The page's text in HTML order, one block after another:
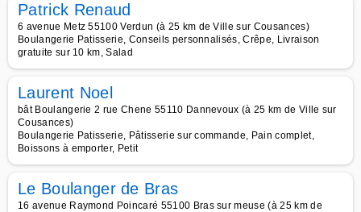
Patrick Renaud
6 avenue Metz 55100 Verdun (à 25 km de Ville sur Cousances)
Boulangerie Patisserie, Conseils personnalisés, Crêpe, Livraison
gratuite sur 10 km, Salad
Laurent Noel
bât Boulangerie 2 rue Chene 55110 Dannevoux (à 25 km de Ville sur
Cousances)
Boulangerie Patisserie, Pâtisserie sur commande, Pain complet,
Boissons à emporter, Petit
Le Boulanger de Bras
16 avenue Raymond Poincaré 55100 Bras sur meuse (à 25 km de